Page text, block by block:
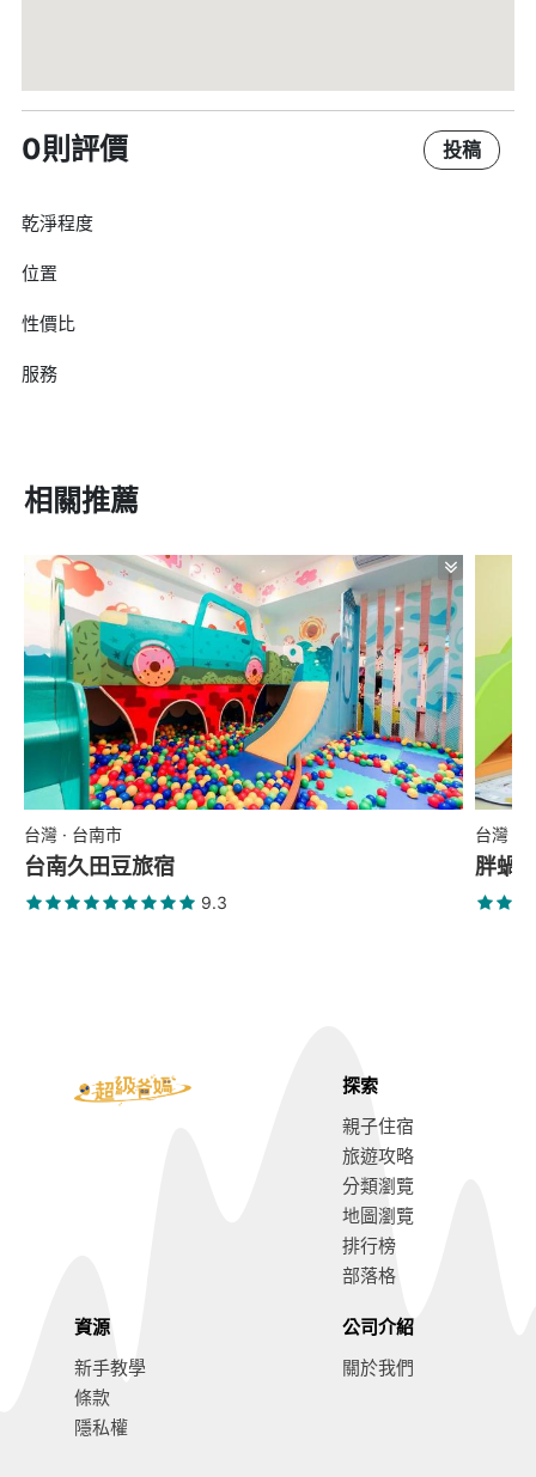
0則評價 投稿
乾淨程度
位置
性價比
服務
相關推薦
台灣 · 台南市
台南久田豆旅宿
9.3
台灣 ·
胖蝸
探索
親子住宿
旅遊攻略
分類瀏覽
地圖瀏覽
排行榜
部落格
資源
新手教學
條款
隱私權
公司介紹
關於我們